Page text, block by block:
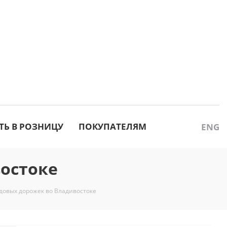
В РОЗНИЦУ ПОКУПАТЕЛЯМ ENG
дорожек во Владивостоке